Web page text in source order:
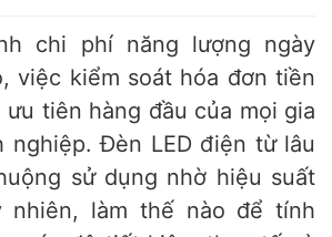
chi phí năng lượng ngày
việc kiểm soát hóa đơn tiền
tiên hàng đầu của mọi gia
nghiệp. Đèn LED điện từ lâu
sử dụng nhờ hiệu suất
nhiên, làm thế nào để tính